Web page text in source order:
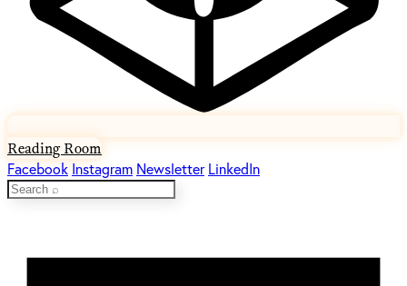
Reading Room
Facebook Instagram Newsletter LinkedIn